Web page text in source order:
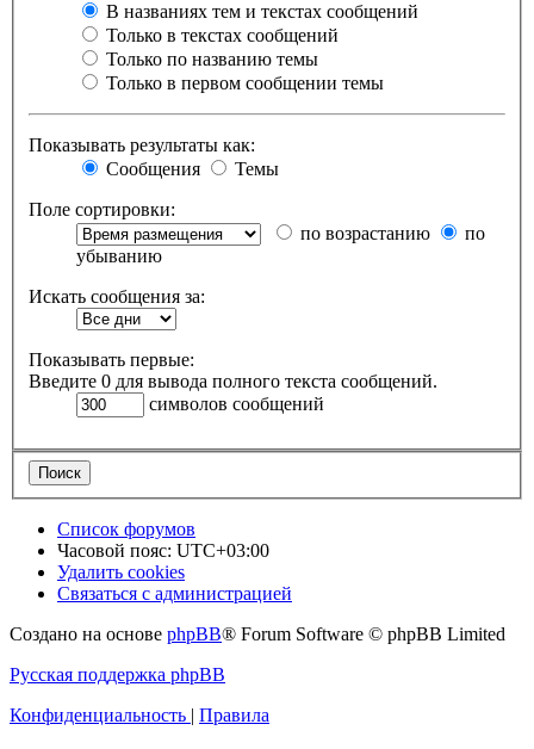
В названиях тем и текстах сообщений
Только в текстах сообщений
Только по названию темы
Только в первом сообщении темы
Показывать результаты как:
Сообщения
Темы
Поле сортировки:
по возрастанию
по
убыванию
Искать сообщения за:
Показывать первые:
Введите 0 для вывода полного текста сообщений.
символов сообщений
Список форумов
Часовой пояс: UTC+03:00
Удалить cookies
Связаться с администрацией
Создано на основе phpBB® Forum Software © phpBB Limited
Русская поддержка phpBB
Конфиденциальность | Правила